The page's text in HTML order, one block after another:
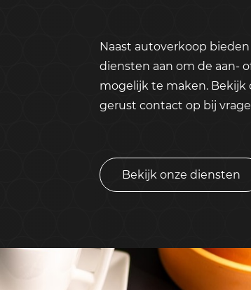
Naast autoverkoop
diensten aan om de aan-
mogelijk te maken. Bekijk
gerust contact op bij
Bekijk onze diensten